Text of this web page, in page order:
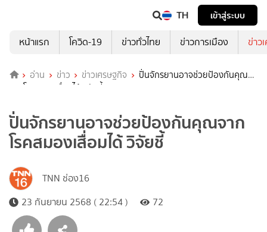
TH
เข้าสู่ระบบ
หน้าแรก
โควิด-19 ข่าวทั่วไทย ข่าวการเมือง ข่าว
อ่าน ข่าว ข่าวเศรษฐกิจ
ปั่นจักรยานอาจช่วยป้องกันคุณ
จากโรคสมองเสื่อมได้ วิจัยชี้
ปั่นจักรยานอาจช่วยป้องกันคุณจาก
โรคสมองเสื่อมได้ วิจัยชี้
TNN ช่อง16
23 กันยายน 2568 ( 22:54 )
72